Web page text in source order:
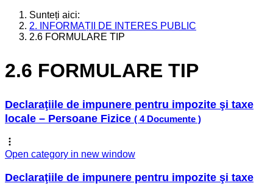
Sunteți aici:
2. INFORMAȚII DE INTERES PUBLIC
2.6 FORMULARE TIP
2.6 FORMULARE TIP
Declaraţiile de impunere pentru impozite şi taxe
locale – Persoane Fizice ( 4 Documente )
Open category in new window
Declaraţiile de impunere pentru impozite şi taxe